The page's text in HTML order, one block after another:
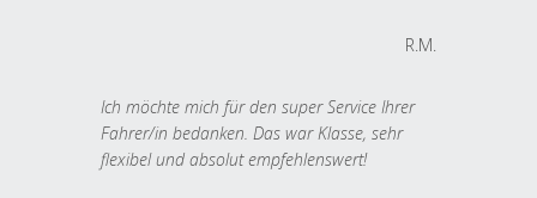
R.M.
Ich möchte mich für den super Service Ihrer
Fahrer/in bedanken. Das war Klasse, sehr
flexibel und absolut empfehlenswert!